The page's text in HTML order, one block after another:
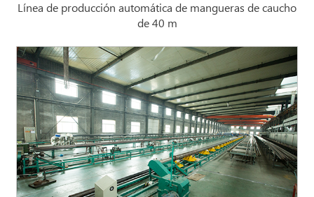
Línea de producción automática de mangueras de caucho
de 40 m